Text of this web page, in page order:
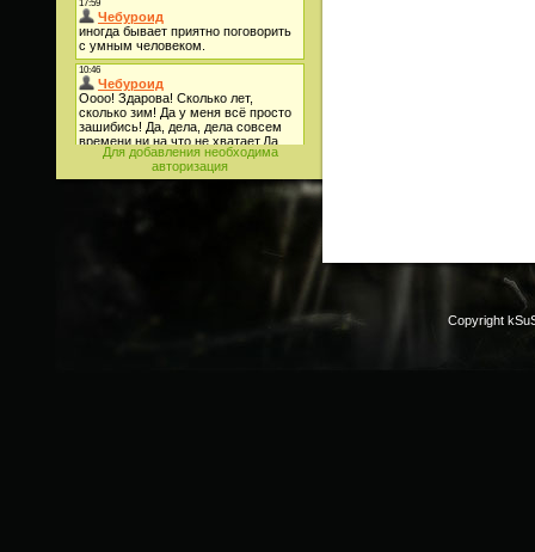
Для добавления необходима
авторизация
Copyright